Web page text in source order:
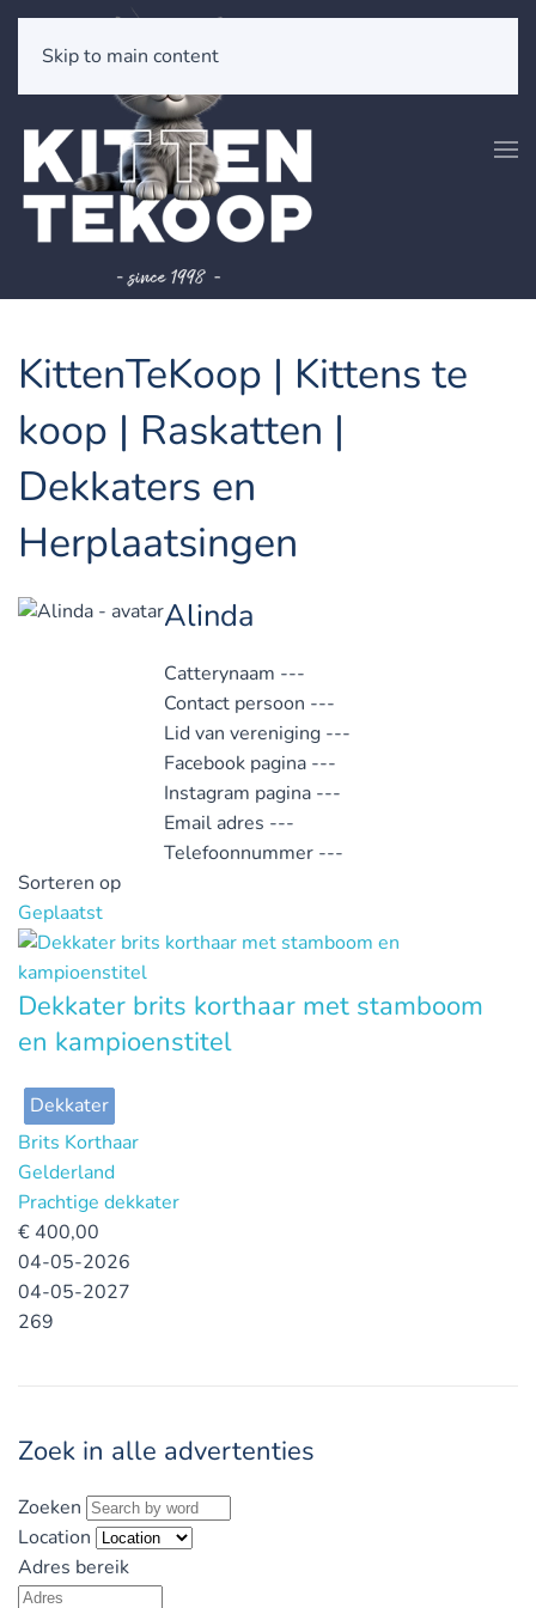
Skip to main content
KittenTeKoop | Kittens te
koop | Raskatten |
Dekkaters en
Herplaatsingen
Alinda
Catterynaam ---
Contact persoon ---
Lid van vereniging ---
Facebook pagina ---
Instagram pagina ---
Email adres ---
Telefoonnummer ---
Sorteren op
Geplaatst
Dekkater brits korthaar met stamboom
en kampioenstitel
Dekkater
Brits Korthaar
Gelderland
Prachtige dekkater
€ 400,00
04-05-2026
04-05-2027
269
Zoek in alle advertenties
Zoeken
Location
Adres bereik